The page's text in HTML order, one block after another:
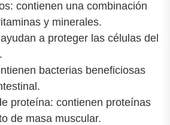
contienen una combinación
y minerales.
a proteger las células del
bacterias beneficiosas
proteína: contienen proteínas
de masa muscular.